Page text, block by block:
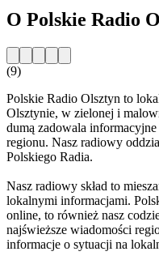
O Polskie Radio
(9)
Polskie Radio Olsztyn to
Olsztynie, w zielonej i
dumą zadowala
regionu. Nasz radiowy
Polskiego Radia.
Nasz radiowy skład to
lokalnymi informacjami.
online, to również nasz
najświeższe wiadomości
informacje o sytuacji na